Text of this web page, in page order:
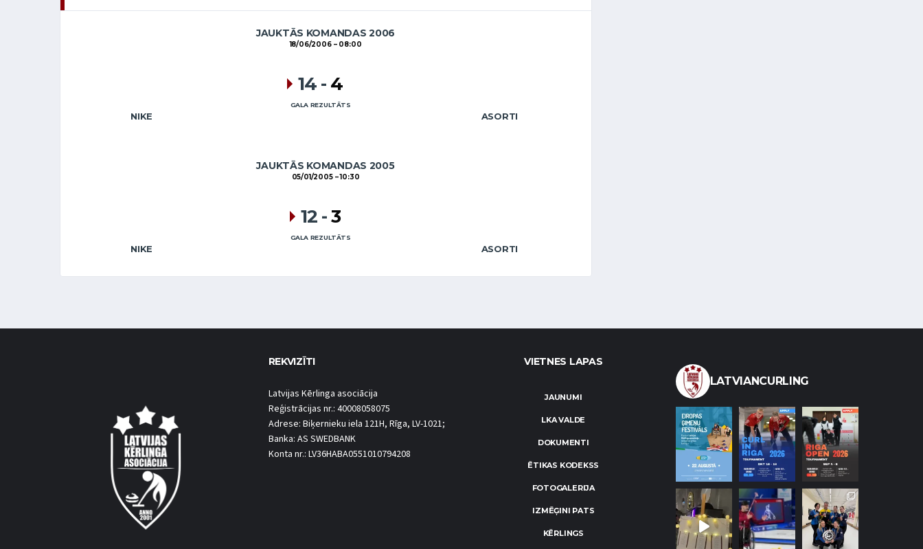
JAUKTĀS KOMANDAS 2006
18/06/2006 08:00
NIKE ASORTI
14 - 4
GALA REZULTĀTS
JAUKTĀS KOMANDAS 2005
05/01/2005 10:30
NIKE ASORTI
12 -3
GALA REZULTĀTS
REKVIZĪTI
Latvijas Kērlinga asociācija
Reģistrācijas nr.: 40008058075
Adrese: Biķernieku iela 121H, Rīga, LV-1021;
Banka: AS SWEDBANK
Konta nr.: LV36HABA0551010794208
VIETNES LAPAS
JAUNUMI
LKA VALDE
DOKUMENTI
ĒTIKAS KODEKSS
FOTOGALERIJA
IZMĒĢINI PATS
KĒRLINGS
LATVIANCURLING